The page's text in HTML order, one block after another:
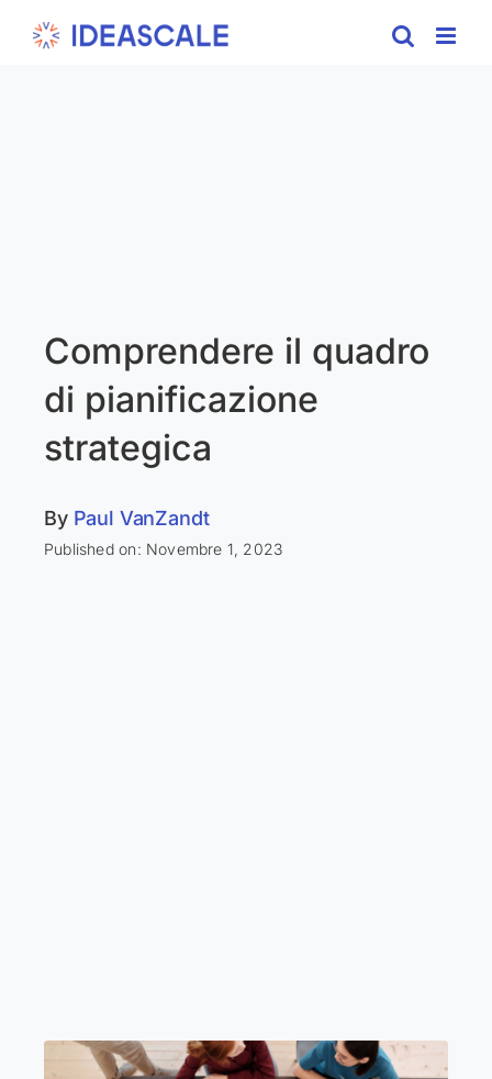
Comprendere il quadro
di pianificazione
strategica
By Paul VanZandt
Published on: Novembre 1, 2023